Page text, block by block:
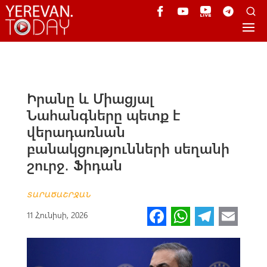
Իրանը և Միացյալ
Նահանգները պետք է
վերադառնան
բանակցությունների սեղանի
շուրջ․ Ֆիդան
ՏԱՐԱԾԱՇՐՋԱՆ
11 Հունիսի, 2026 Fa
ce
b
W
h
at
Te
le
gr
m